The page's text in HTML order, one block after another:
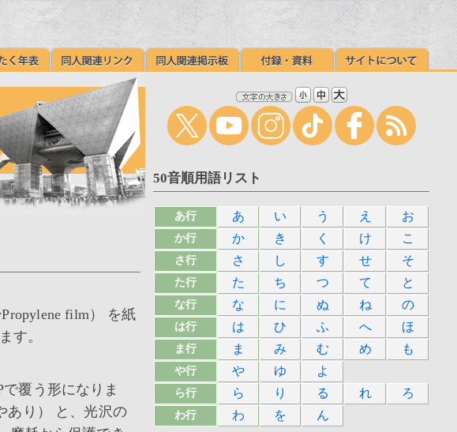
film） を紙
す。
覆う形になりま
あり） と、光沢の
50音順用語リスト
あ行 あ い う え お
か行 か き く け こ
さ行 さ し す せ そ
た行 た ち つ て と
な行 な に ぬ ね の
は行 は ひ ふ へ ほ
ま行 ま み む め も
や行 や ゆ よ
ら行 ら り る れ ろ
わ行 わ を ん